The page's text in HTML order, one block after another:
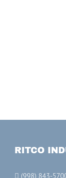
RITCO
(998) 843-